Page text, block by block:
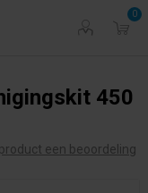
0
450
een beoordeling